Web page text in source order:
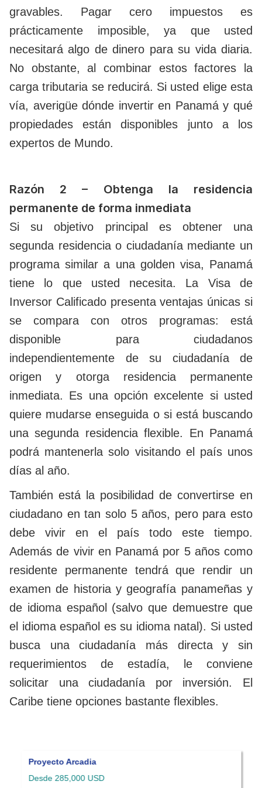
gravables. Pagar cero impuestos es
prácticamente imposible, ya que usted
necesitará algo de dinero para su vida diaria.
No obstante, al combinar estos factores la
carga tributaria se reducirá. Si usted elige esta
vía, averigüe dónde invertir en Panamá y qué
propiedades están disponibles junto a los
expertos de Mundo.
Razón 2 – Obtenga la residencia
permanente de forma inmediata
Si su objetivo principal es obtener una
segunda residencia o ciudadanía mediante un
programa similar a una golden visa, Panamá
tiene lo que usted necesita. La Visa de
Inversor Calificado presenta ventajas únicas si
se compara con otros programas: está
disponible para ciudadanos
independientemente de su ciudadanía de
origen y otorga residencia permanente
inmediata. Es una opción excelente si usted
quiere mudarse enseguida o si está buscando
una segunda residencia flexible. En Panamá
podrá mantenerla solo visitando el país unos
días al año.
También está la posibilidad de convertirse en
ciudadano en tan solo 5 años, pero para esto
debe vivir en el país todo este tiempo.
Además de vivir en Panamá por 5 años como
residente permanente tendrá que rendir un
examen de historia y geografía panameñas y
de idioma español (salvo que demuestre que
el idioma español es su idioma natal). Si usted
busca una ciudadanía más directa y sin
requerimientos de estadía, le conviene
solicitar una ciudadanía por inversión. El
Caribe tiene opciones bastante flexibles.
Proyecto Arcadia
Desde 285,000 USD